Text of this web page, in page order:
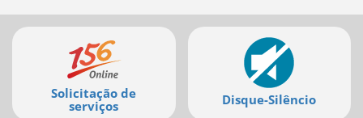
Mais
serviços
Solicitação de
serviços
Disque-Silêncio